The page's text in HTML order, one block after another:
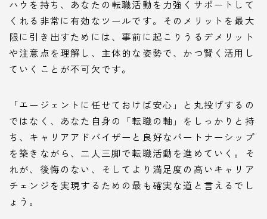
ハウを持ち、あなたの転職活動を力強くサポートして
くれる非常に有効なツールです。そのメリットを最大
限に引き出すためには、事前に起こりうるデメリット
や注意点を理解し、主体的な姿勢で、かつ賢く活用し
ていくことが不可欠です。
「エージェントに任せておけば安心」と丸投げするの
ではなく、あなた自身の「転職の軸」をしっかりと持
ち、キャリアアドバイザーと良好なパートナーシップ
を築きながら、二人三脚で転職活動を進めていく。そ
れが、後悔のない、そしてより満足度の高いキャリア
チェンジを実現するための最も確実な道と言えるでし
ょう。